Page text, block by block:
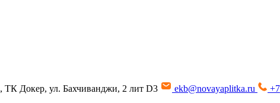
, ТК Докер, ул. Бахчиванджи, 2 лит D3 ekb@novayaplitka.ru